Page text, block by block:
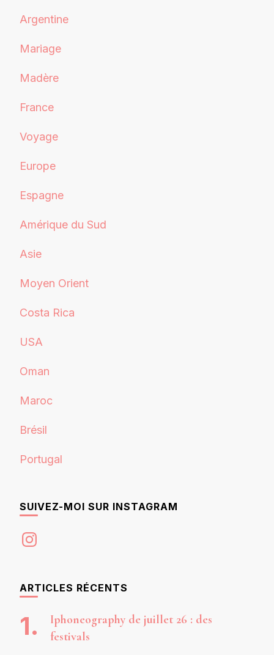
Argentine
Mariage
Madère
France
Voyage
Europe
Espagne
Amérique du Sud
Asie
Moyen Orient
Costa Rica
USA
Oman
Maroc
Brésil
Portugal
SUIVEZ-MOI SUR INSTAGRAM
Instagram
ARTICLES RÉCENTS
Iphoneography de juillet 26 : des
festivals